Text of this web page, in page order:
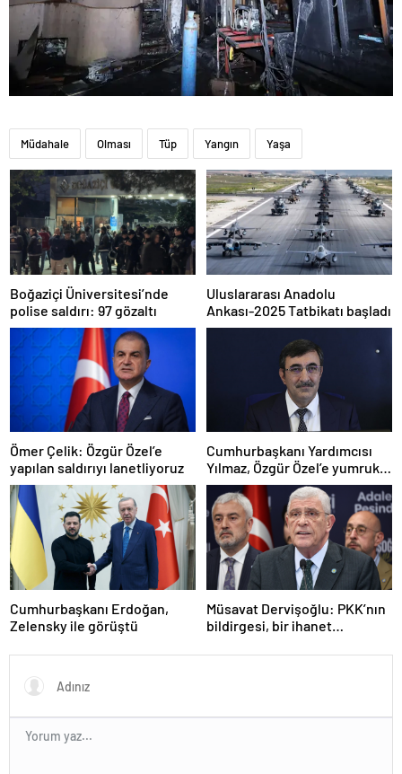
Müdahale Olması Tüp Yangın Yaşa
Boğaziçi Üniversitesi’nde
polise saldırı: 97 gözaltı
Uluslararası Anadolu
Ankası-2025 Tatbikatı başladı
Ömer Çelik: Özgür Özel’e
yapılan saldırıyı lanetliyoruz
Cumhurbaşkanı Yardımcısı
Yılmaz, Özgür Özel’e yumruklu
saldırıyı kınadı
Cumhurbaşkanı Erdoğan,
Zelensky ile görüştü
Müsavat Dervişoğlu: PKK’nın
bildirgesi, bir ihanet